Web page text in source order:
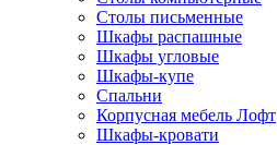
Столы письменные
Шкафы распашные
Шкафы угловые
Шкафы-купе
Спальни
Корпусная мебель Лофт
Шкафы-кровати